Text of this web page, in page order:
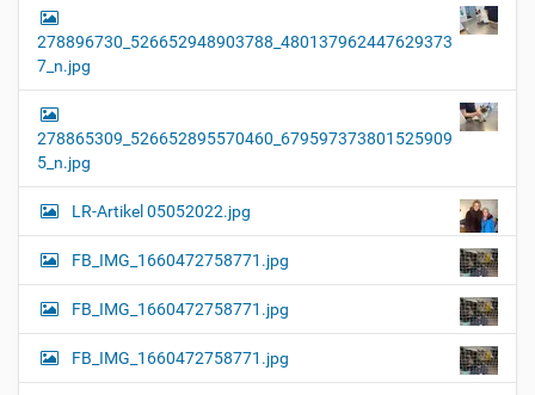
278896730_526652948903788_480137962447629373
7_n.jpg
278865309_526652895570460_679597373801525909
5_n.jpg
LR-Artikel 05052022.jpg
FB_IMG_1660472758771.jpg
FB_IMG_1660472758771.jpg
FB_IMG_1660472758771.jpg